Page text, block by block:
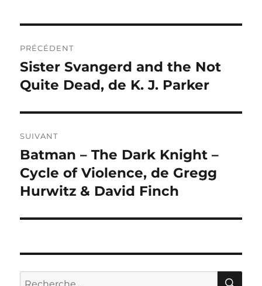
de
l’article
PRÉCÉDENT
Publication
précédente :
Sister Svangerd and the Not
Quite Dead, de K. J. Parker
SUIVANT
Publication
suivante :
Batman – The Dark Knight –
Cycle of Violence, de Gregg
Hurwitz & David Finch
Recherche